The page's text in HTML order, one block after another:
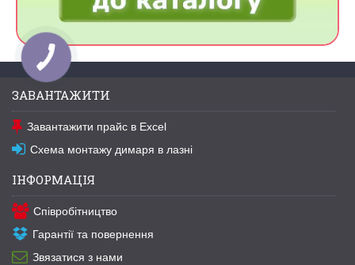
ЗАВАНТАЖИТИ
Завантажити прайс в Excel
Схема монтажу димаря в лазні
ІНФОРМАЦІЯ
Співробітництво
Гарантії та повернення
Звязатися з нами